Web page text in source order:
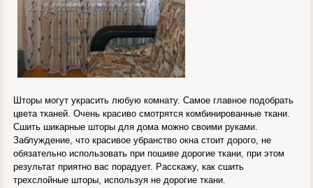
Шторы могут украсить любую комнату. Самое главное подобрать
цвета тканей. Очень красиво смотрятся комбинированные ткани.
Сшить шикарные шторы для дома можно своими руками.
Заблуждение, что красивое убранство окна стоит дорого, не
обязательно использовать при пошиве дорогие ткани, при этом
результат приятно вас порадует. Расскажу, как сшить
трехслойные шторы, используя не дорогие ткани.